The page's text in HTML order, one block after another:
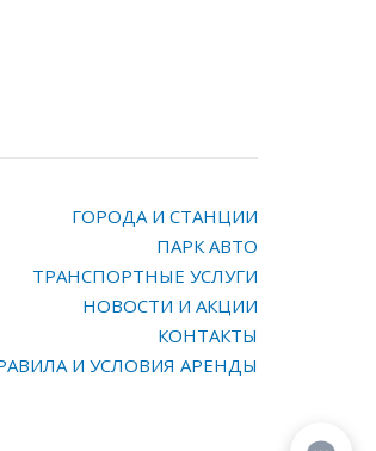
ГОРОДА И СТАНЦИИ
ПАРК АВТО
ТРАНСПОРТНЫЕ УСЛУГИ
НОВОСТИ И АКЦИИ
КОНТАКТЫ
И УСЛОВИЯ АРЕНДЫ